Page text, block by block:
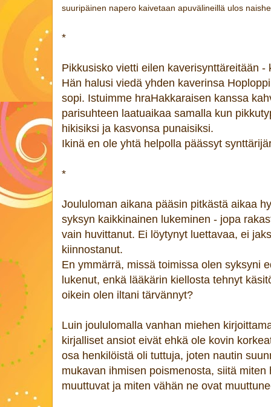
suuripäinen napero kaivetaan apuvälineillä ulos
*
Pikkusisko vietti eilen kaverisynttäreitään -
Hän halusi viedä yhden kaverinsa
sopi. Istuimme hraHakkaraisen kanssa
parisuhteen laatuaikaa samalla kun
hikisiksi ja kasvonsa punaisiksi.
Ikinä en ole yhtä helpolla päässyt
*
Joululoman aikana pääsin pitkästä aikaa
syksyn kaikkinainen lukeminen - jopa
vain huvittanut. Ei löytynyt luettavaa, ei
kiinnostanut.
En ymmärrä, missä toimissa olen syksyni
lukenut, enkä lääkärin kiellosta tehnyt
oikein olen iltani tärvännyt?
Luin joululomalla vanhan miehen
kirjalliset ansiot eivät ehkä ole kovin
osa henkilöistä oli tuttuja, joten nautin
mukavan ihmisen poismenosta, siitä
muuttuvat ja miten vähän ne ovat